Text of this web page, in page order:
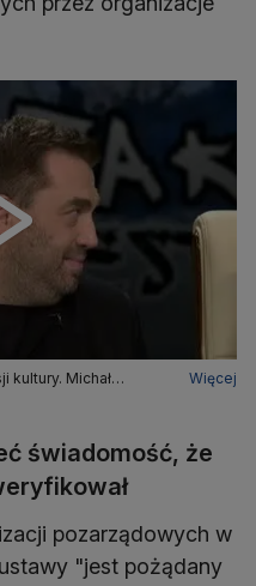
kultury. Michał
Więcej
świadomość, że
pozarządowych w
"jest pożądany